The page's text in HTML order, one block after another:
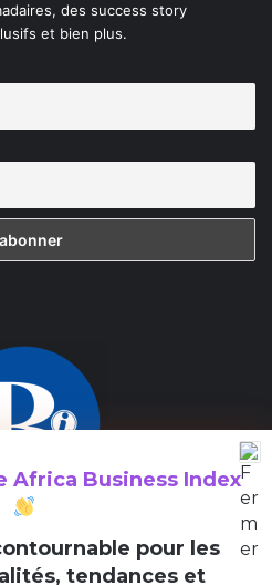
Africa Business Index
pour les
tendances et
des success story
et bien plus.
un média consacré à la valorisation
en Afrique et au sein de la